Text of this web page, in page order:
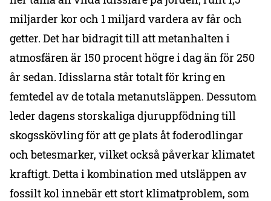
miljarder kor och 1 miljard vardera av får och
getter. Det har bidragit till att metanhalten i
atmosfären är 150 procent högre i dag än för 250
år sedan. Idisslarna står totalt för kring en
femtedel av de totala metanutsläppen. Dessutom
leder dagens storskaliga djuruppfödning till
skogsskövling för att ge plats åt foderodlingar
och betesmarker, vilket också påverkar klimatet
kraftigt. Detta i kombination med utsläppen av
fossilt kol innebär ett stort klimatproblem, som